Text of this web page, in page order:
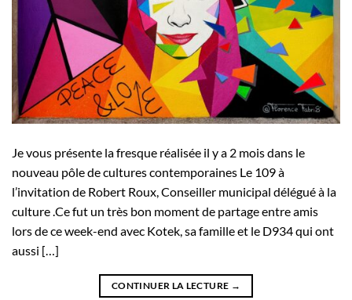
Je vous présente la fresque réalisée il y a 2 mois dans le
nouveau pôle de cultures contemporaines Le 109 à
l’invitation de Robert Roux, Conseiller municipal délégué à la
culture .Ce fut un très bon moment de partage entre amis
lors de ce week-end avec Kotek, sa famille et le D934 qui ont
aussi […]
CONTINUER LA LECTURE →